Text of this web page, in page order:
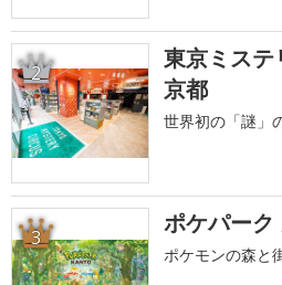
2
東京ミス
京都
世界初の「謎」
3 ポケパーク
ポケモンの森と